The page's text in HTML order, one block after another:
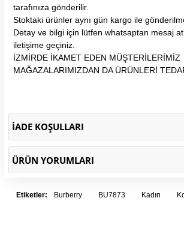
tarafınıza gönderilir.
Stoktaki ürünler aynı gün kargo ile
Detay ve bilgi için lütfen whatsaptan mesaj
iletişime geçiniz.
İZMİRDE İKAMET EDEN MÜŞTERİLERİMİZ
MAĞAZALARIMIZDAN DA ÜRÜNLERİ
İADE KOŞULLARI
ÜRÜN YORUMLARI
Etiketler: Burberry BU7873 Kadın